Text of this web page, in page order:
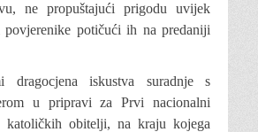
ne propuštajući prigodu uvijek
povjerenike poti­čući ih na predaniji
dragocjena iskustva su­radnje s
u pripravi za Prvi nacionalni
ka­toličkih obitelji, na kraju kojega